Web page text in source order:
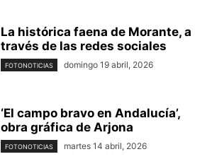
La histórica faena de Morante, a
través de las redes sociales
FOTONOTICIAS domingo 19 abril, 2026
‘El campo bravo en Andalucía’,
obra gráfica de Arjona
FOTONOTICIAS martes 14 abril, 2026